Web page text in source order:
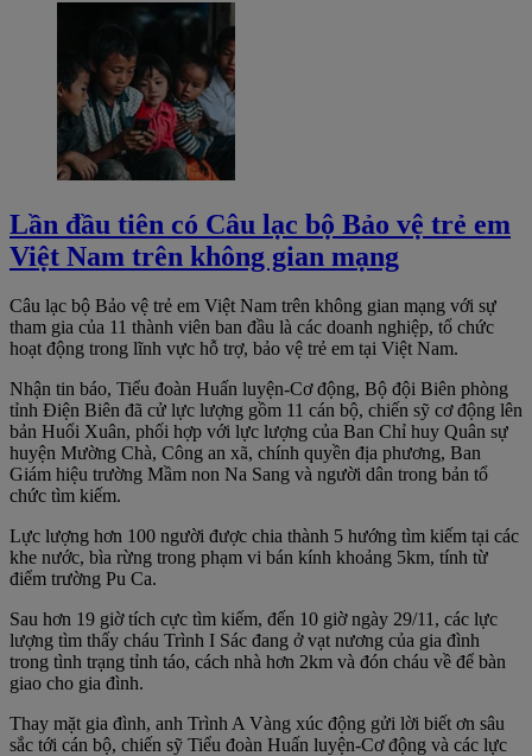
Lần đầu tiên có Câu lạc bộ Bảo vệ trẻ em
Việt Nam trên không gian mạng
Câu lạc bộ Bảo vệ trẻ em Việt Nam trên không gian mạng với sự
tham gia của 11 thành viên ban đầu là các doanh nghiệp, tổ chức
hoạt động trong lĩnh vực hỗ trợ, bảo vệ trẻ em tại Việt Nam.
Nhận tin báo, Tiểu đoàn Huấn luyện-Cơ động, Bộ đội Biên phòng
tỉnh Điện Biên đã cử lực lượng gồm 11 cán bộ, chiến sỹ cơ động lên
bản Huổi Xuân, phối hợp với lực lượng của Ban Chỉ huy Quân sự
huyện Mường Chà, Công an xã, chính quyền địa phương, Ban
Giám hiệu trường Mầm non Na Sang và người dân trong bản tổ
chức tìm kiếm.
Lực lượng hơn 100 người được chia thành 5 hướng tìm kiếm tại các
khe nước, bìa rừng trong phạm vi bán kính khoảng 5km, tính từ
điểm trường Pu Ca.
Sau hơn 19 giờ tích cực tìm kiếm, đến 10 giờ ngày 29/11, các lực
lượng tìm thấy cháu Trình I Sác đang ở vạt nương của gia đình
trong tình trạng tỉnh táo, cách nhà hơn 2km và đón cháu về để bàn
giao cho gia đình.
Thay mặt gia đình, anh Trình A Vàng xúc động gửi lời biết ơn sâu
sắc tới cán bộ, chiến sỹ Tiểu đoàn Huấn luyện-Cơ động và các lực